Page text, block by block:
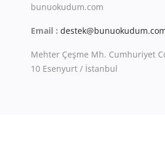
bunuokudum.com
Email :
Mehter Çeşme Mh. Cumhuriyet
10 Esenyurt / İstanbul